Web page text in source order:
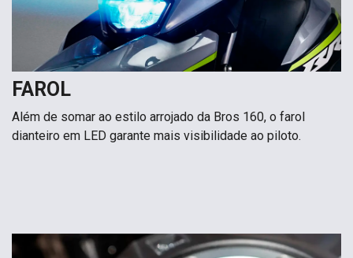
FAROL
Além de somar ao estilo arrojado da Bros 160, o farol
dianteiro em LED garante mais visibilidade ao piloto.